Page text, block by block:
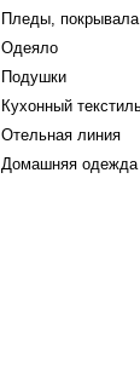
Пледы, покрывала
Одеяло
Подушки
Кухонный
Отельная линия
Домашняя одежда